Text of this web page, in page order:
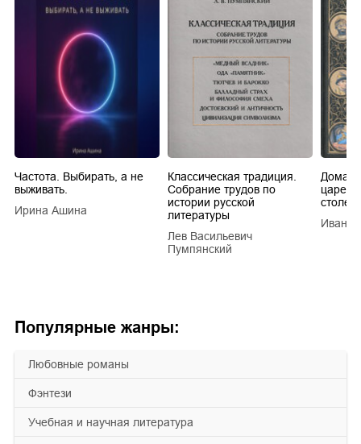
Популярные жанры:
любовные романы
фэнтези
учебная и научная литература
Частота. Выбирать, а не
выживать.
Ирина Ашина
Классическая традиция.
Собрание трудов по
истории русской
литературы
Лев Васильевич
Пумпянский
царей
Иван